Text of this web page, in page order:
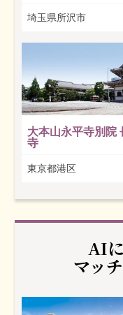
埼玉県所沢市
大本山永平寺別院
寺
東京都港区
AI
マッ